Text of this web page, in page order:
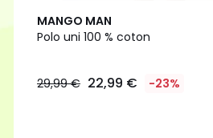
MANGO MAN
Polo uni 100 % coton
29,99 € 22,99 € -23%
3
Couleurs